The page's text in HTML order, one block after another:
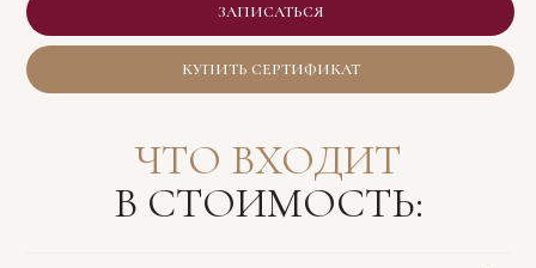
ЗАПИСАТЬСЯ
КУПИТЬ СЕРТИФИКАТ
ЧТО ВХОДИТ
В СТОИМОСТЬ: